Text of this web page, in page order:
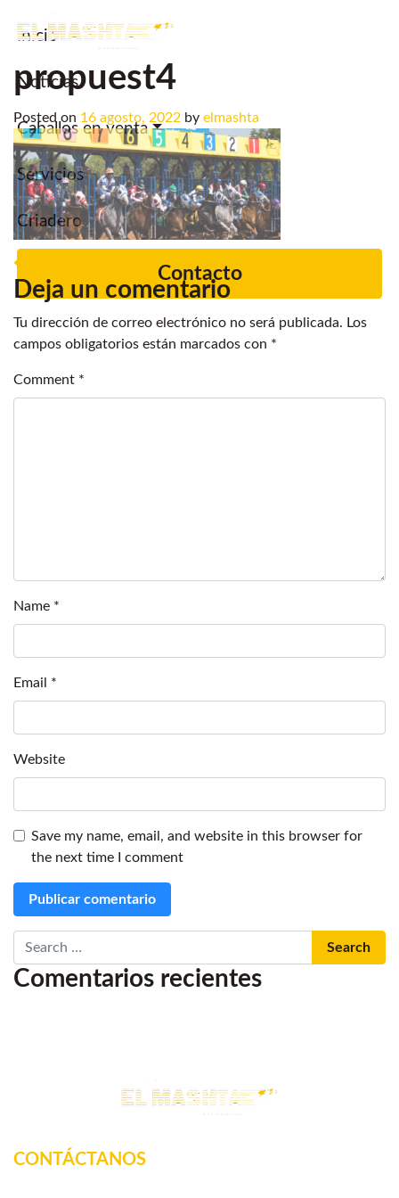
Inicio
Noticias.
Caballos en venta
Servicios
Criadero
Contacto
Main Navigation
propuest4
Posted on 16 agosto, 2022 by elmashta
Post navigation
Deja un comentario
Tu dirección de correo electrónico no será publicada. Los
campos obligatorios están marcados con *
Comment *
Name *
Email *
Website
Save my name, email, and website in this browser for
the next time I comment
Search
Comentarios recientes
CONTÁCTANOS